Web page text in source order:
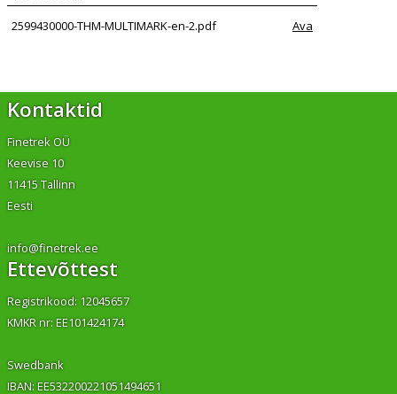
2599430000-THM-MULTIMARK-en-2.pdf Ava
Kontaktid
Finetrek OÜ
Keevise 10
11415 Tallinn
Eesti
info@finetrek.ee
Ettevõttest
Registrikood: 12045657
KMKR nr: EE101424174
Swedbank
IBAN: EE532200221051494651